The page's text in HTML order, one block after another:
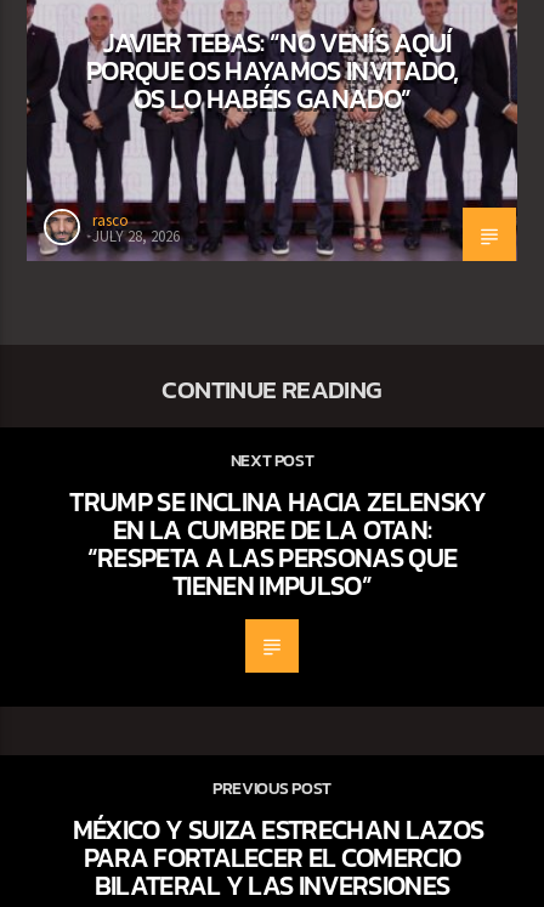
JAVIER TEBAS: “NO VENÍS AQUÍ
PORQUE OS HAYAMOS INVITADO,
OS LO HABÉIS GANADO”
rasco
JULY 28, 2026
CONTINUE READING
NEXT POST
TRUMP SE INCLINA HACIA ZELENSKY
EN LA CUMBRE DE LA OTAN:
“RESPETA A LAS PERSONAS QUE
TIENEN IMPULSO”
PREVIOUS POST
MÉXICO Y SUIZA ESTRECHAN LAZOS
PARA FORTALECER EL COMERCIO
BILATERAL Y LAS INVERSIONES